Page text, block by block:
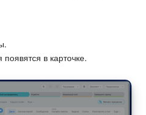
в карточке.